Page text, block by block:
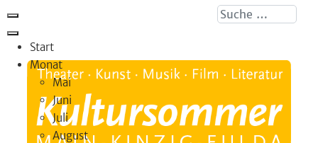
Suche ...
Start
Monat
Mai
Juni
Juli
August